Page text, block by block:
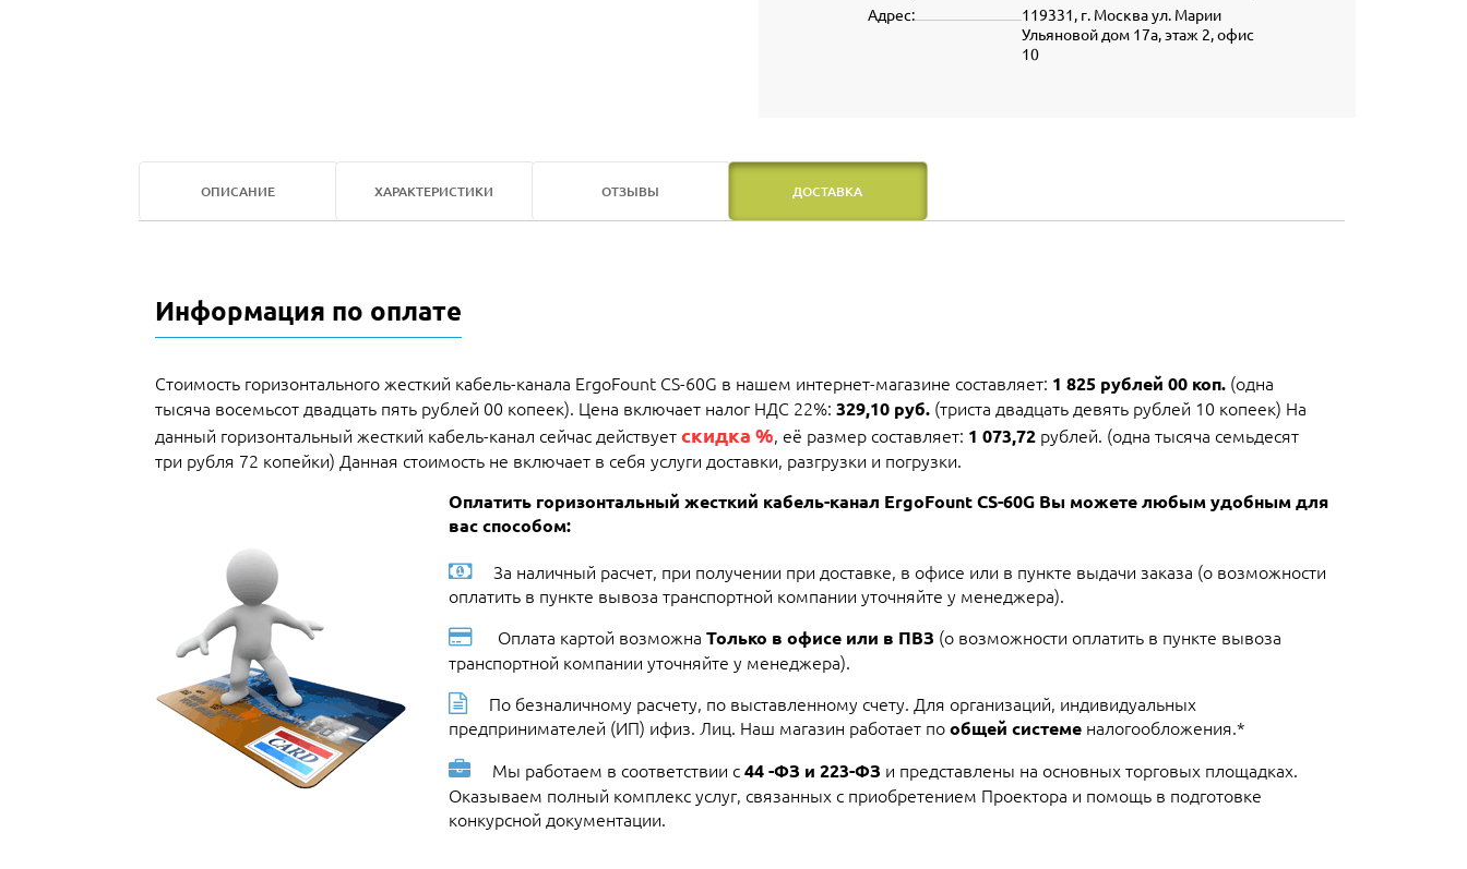
119331, г. Москва ул. Марии
Ульяновой дом 17а, этаж 2, офис
10
Адрес:
ОПИСАНИЕ ХАРАКТЕРИСТИКИ ОТЗЫВЫ ДОСТАВКА
Информация по оплате
Стоимость горизонтального жесткий кабель-канала ErgoFount CS-60G в нашем интернет-магазине составляет: 1 825 рублей 00 коп. (одна
тысяча восемьсот двадцать пять рублей 00 копеек). Цена включает налог НДС 22%: 329,10 руб. (триста двадцать девять рублей 10 копеек) На
данный горизонтальный жесткий кабель-канал сейчас действуетскидка %, её размер составляет: 1 073,72 рублей. (одна тысяча семьдесят
три рубля 72 копейки) Данная стоимость не включает в себя услуги доставки, разгрузки и погрузки.
Оплатить горизонтальный жесткий кабель-канал ErgoFount CS-60G Вы можете любым удобным для
вас способом:
За наличный расчет, при получении при доставке, в офисе или в пункте выдачи заказа (о возможности
оплатить в пункте вывоза транспортной компании уточняйте у менеджера).
Оплата картой возможна Только в офисе или в ПВЗ (о возможности оплатить в пункте вывоза
транспортной компании уточняйте у менеджера).
По безналичному расчету, по выставленному счету. Для организаций, индивидуальных
предпринимателей (ИП) ифиз. Лиц. Наш магазин работает пообщей системеналогообложения.*
Мы работаем в соответствии с44 -ФЗ и 223-ФЗ и представлены на основных торговых площадках.
Оказываем полный комплекс услуг, связанных с приобретением Проектора и помощь в подготовке
конкурсной документации.